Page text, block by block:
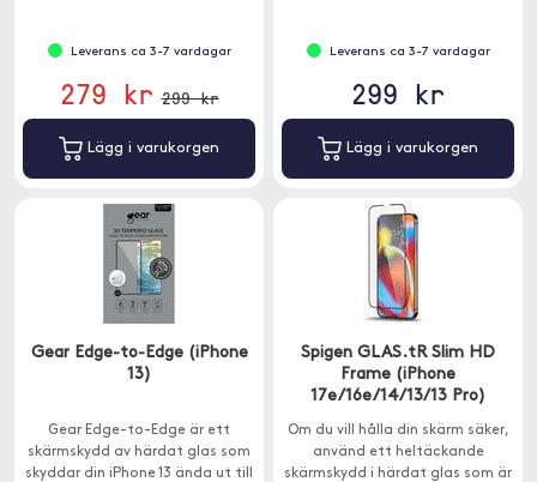
Leverans ca 3-7 vardagar
279 kr 299 kr
Lägg i varukorgen
Leverans ca 3-7 vardagar
299 kr
Lägg i varukorgen
Gear Edge-to-Edge (iPhone
13)
Gear Edge-to-Edge är ett
skärmskydd av härdat glas som
skyddar din iPhone 13 ända ut till
Spigen GLAS.tR Slim HD
Frame (iPhone
17e/16e/14/13/13 Pro)
Om du vill hålla din skärm säker,
använd ett heltäckande
skärmskydd i härdat glas som är